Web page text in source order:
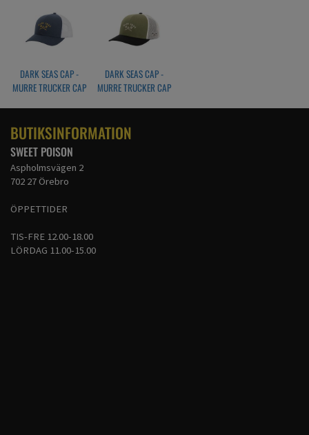
DARK SEAS CAP -
MURRE TRUCKER CAP
DARK SEAS CAP -
MURRE TRUCKER CAP
BUTIKSINFORMATION
SWEET POISON
Aspholmsvägen 2
702 27 Örebro
ÖPPETTIDER
TIS-FRE 12.00-18.00
LÖRDAG 11.00-15.00